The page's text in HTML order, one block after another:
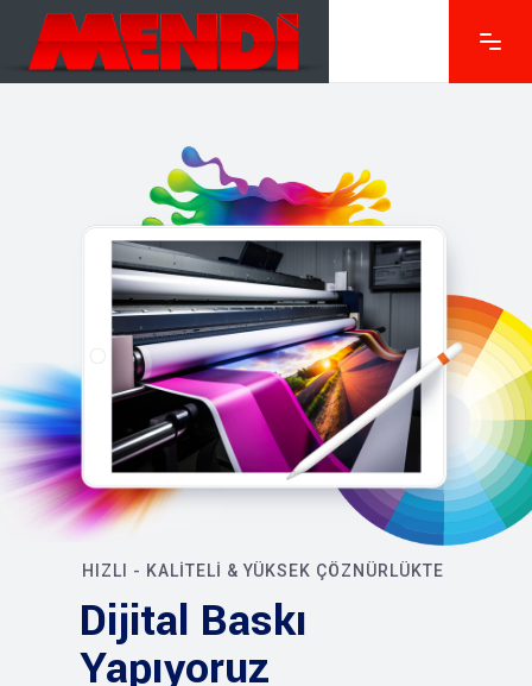
HIZLI - KALİTELİ & YÜKSEK ÇÖZNÜRLÜKTE
Dijital Baskı
Yapıyoruz